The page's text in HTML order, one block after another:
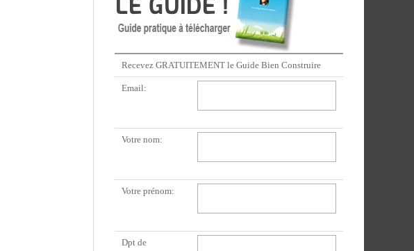
Recevez GRATUITEMENT le Guide Bien Construire
Email:
Votre nom:
Votre prénom:
Dpt de